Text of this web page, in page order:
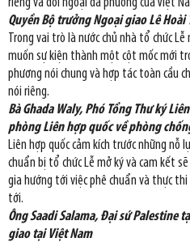
Quyền Bộ trưởng Ngoại giao Lê Hoài
Trong vai trò là nước chủ nhà tổ chức Lễ
muốn sự kiện thành một cột mốc mới
phương nói chung và hợp tác toàn cầu
nói riêng.
Bà Ghada Waly, Phó Tổng Thư ký
phòng Liên hợp quốc về phòng
Liên hợp quốc cảm kích trước những nỗ
chuẩn bị tổ chức Lễ mở ký và cam kết
gia hướng tới việc phê chuẩn và thực
tới.
Ông Saadi Salama, Đại sứ Palestine
giao tại Việt Nam